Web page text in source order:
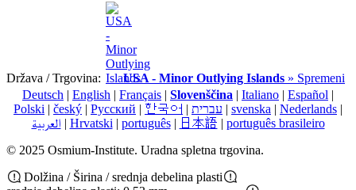
Država / Trgovina: USA - Minor Outlying Islands » Spremeni
Deutsch | English | Français | Slovenščina | Italiano | Español |
Polski | český | Pусский | 한국어 | עברית | svenska | Nederlands |
العربية | Hrvatski | português| 日本語 | português brasileiro
© 2025 Osmium-Institute. Uradna spletna trgovina.
Dolžina / Širina / srednja debelina plasti